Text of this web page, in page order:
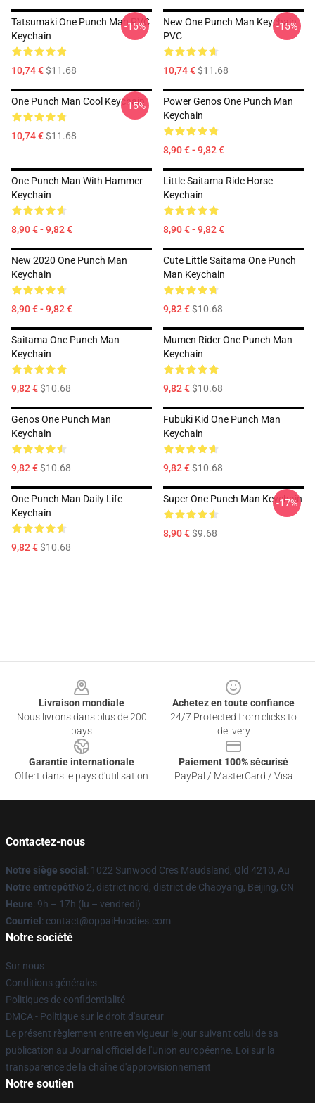
Tatsumaki One Punch Man PVC
Keychain
10,74 €$11.68
-15%
New One Punch Man Keychain
PVC
10,74 €$11.68
-15%
One Punch Man Cool Keychain
10,74 €$11.68
-15%
Power Genos One Punch Man
Keychain
8,90 € - 9,82 €
One Punch Man With Hammer
Keychain
8,90 € - 9,82 €
Little Saitama Ride Horse
Keychain
8,90 € - 9,82 €
New 2020 One Punch Man
Keychain
8,90 € - 9,82 €
Cute Little Saitama One Punch
Man Keychain
9,82 €$10.68
Saitama One Punch Man
Keychain
9,82 €$10.68
Mumen Rider One Punch Man
Keychain
9,82 €$10.68
Genos One Punch Man
Keychain
9,82 €$10.68
Fubuki Kid One Punch Man
Keychain
9,82 €$10.68
One Punch Man Daily Life
Keychain
9,82 €$10.68
Super One Punch Man Keychain
8,90 €$9.68
-17%
Livraison mondiale
Nous livrons dans plus de 200
pays
Achetez en toute confiance
24/7 Protected from clicks to
delivery
Garantie internationale
Offert dans le pays d'utilisation
Paiement 100% sécurisé
PayPal / MasterCard / Visa
Contactez-nous
Notre siège social : 1022 Sunwood Cres Maudsland, Qld 4210, Au
Notre entrepôtNo 2, district nord, district de Chaoyang, Beijing, CN
Heure: 9h – 17h (lu – vendredi)
Courriel : contact@oppaiHoodies.com
Notre société
Sur nous
Conditions générales
Politiques de confidentialité
DMCA - Politique sur le droit d'auteur
Le présent règlement entre en vigueur le jour suivant celui de sa
publication au Journal officiel de l'Union européenne. Loi sur la
transparence de la chaîne d'approvisionnement
Notre soutien